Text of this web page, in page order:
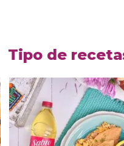
Tipo de